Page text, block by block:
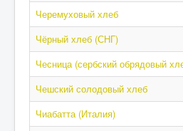
Черемуховый хлеб
Чёрный хлеб (СНГ)
Чесница (сербский обрядовый
Чешский солодовый хлеб
Чиабатта (Италия)